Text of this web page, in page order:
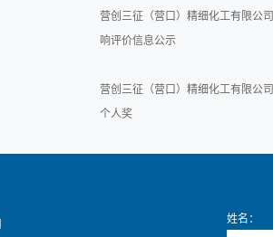
营创三征（营口）精细化工有限公
响评价信息公示
营创三征（营口）精细化工有限公
个人奖
姓名：